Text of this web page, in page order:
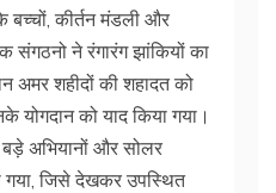
बच्चों, कीर्तन मंडली और
संगठनो ने रंगारंग झांकियों का
अमर शहीदों की शहादत को
योगदान को याद किया गया।
बड़े अभियानों और सोलर
गया, जिसे देखकर उपस्थित